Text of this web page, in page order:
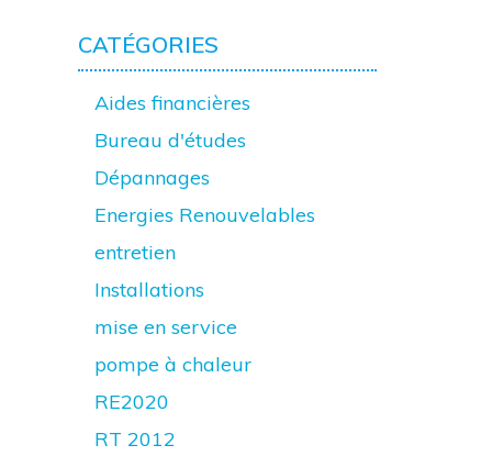
CATÉGORIES
Aides financières
Bureau d'études
Dépannages
Energies Renouvelables
entretien
Installations
mise en service
pompe à chaleur
RE2020
RT 2012